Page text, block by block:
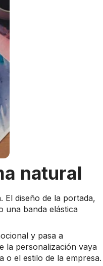
natural
El diseño de la portada,
una banda elástica
y pasa a
la personalización vaya
o el estilo de la empresa.